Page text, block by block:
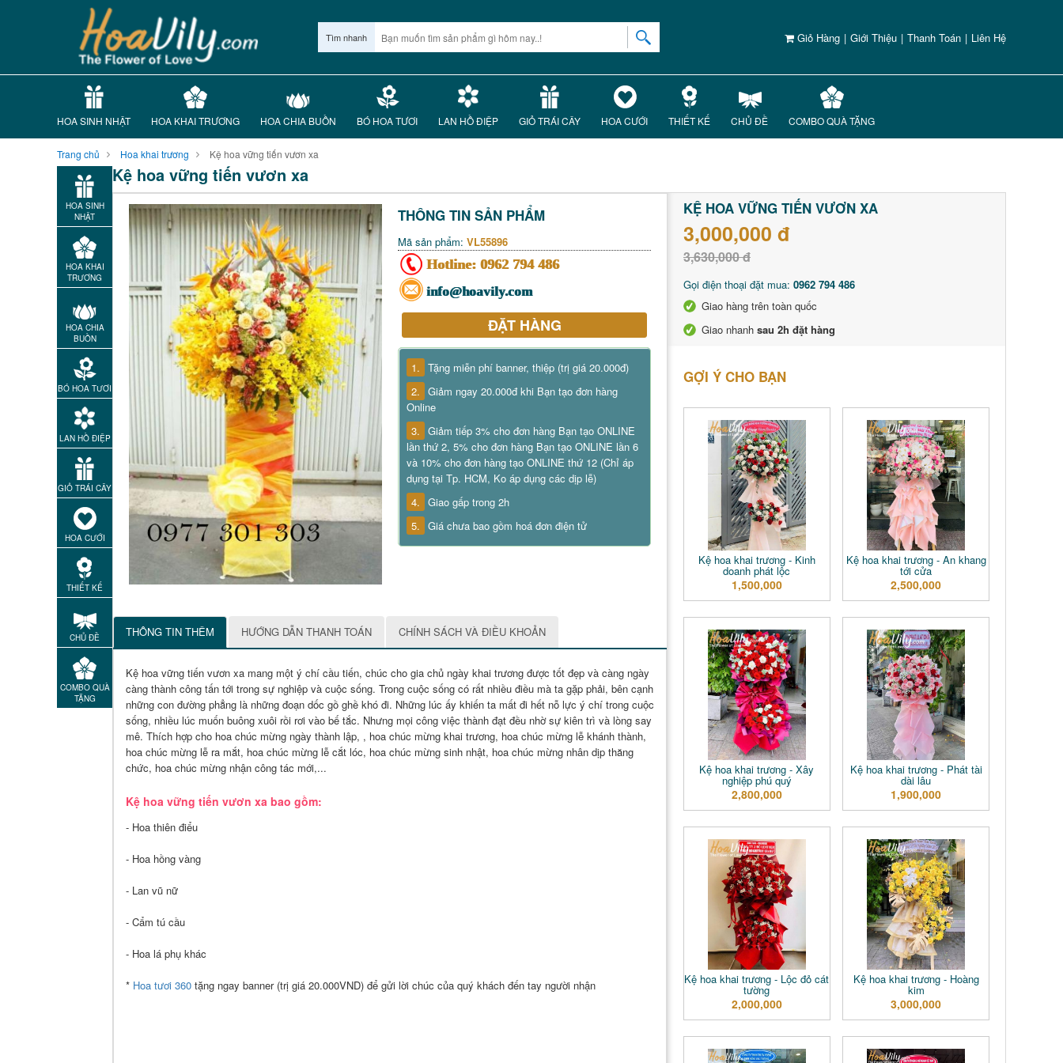
Giỏ Hàng | Giới Thiệu | Thanh Toán | Liên Hệ
Tìm nhanh
HOA SINH NHẬT HOA KHAI TRƯƠNG HOA CHIA BUỒN BÓ HOA TƯƠI LAN HỒ ĐIỆP GIỎ TRÁI CÂY HOA CƯỚI THIẾT KẾ CHỦ ĐỀ COMBO QUÀ TẶNG
Trang chủ Hoa khai trương Kệ hoa vững tiến vươn xa
HOA SINH
NHẬT
HOA KHAI
TRƯƠNG
HOA CHIA
BUỒN
BÓ HOA TƯƠI
LAN HỒ ĐIỆP
GIỎ TRÁI CÂY
HOA CƯỚI
THIẾT KẾ
CHỦ ĐỀ
COMBO QUÀ
TẶNG
Kệ hoa vững tiến vươn xa
THÔNG TIN SẢN PHẨM
Mã sản phẩm: VL55896
Hotline: 0962 794 486
info@hoavily.com
ĐẶT HÀNG
1. Tặng miễn phí banner, thiệp (trị giá 20.000đ)
2. Giảm ngay 20.000đ khi Bạn tạo đơn hàng
Online
3. Giảm tiếp 3% cho đơn hàng Bạn tạo ONLINE
lần thứ 2, 5% cho đơn hàng Bạn tạo ONLINE lần 6
và 10% cho đơn hàng tạo ONLINE thứ 12 (Chỉ áp
dụng tại Tp. HCM, Ko áp dụng các dịp lễ)
4. Giao gấp trong 2h
5. Giá chưa bao gồm hoá đơn điện tử
THÔNG TIN THÊM HƯỚNG DẪN THANH TOÁN CHÍNH SÁCH VÀ ĐIỀU KHOẢN
Kệ hoa vững tiến vươn xa mang một ý chí cầu tiến, chúc cho gia chủ ngày khai trương được tốt đẹp và càng ngày
càng thành công tấn tới trong sự nghiệp và cuộc sống. Trong cuộc sống có rất nhiều điều mà ta gặp phải, bên cạnh
những con đường phẳng là những đoạn dốc gồ ghề khó đi. Những lúc ấy khiến ta mất đi hết nỗ lực ý chí trong cuộc
sống, nhiều lúc muốn buông xuôi rồi rơi vào bế tắc. Nhưng mọi công việc thành đạt đều nhờ sự kiên trì và lòng say
mê. Thích hợp cho hoa chúc mừng ngày thành lập, , hoa chúc mừng khai trương, hoa chúc mừng lễ khánh thành,
hoa chúc mừng lễ ra mắt, hoa chúc mừng lễ cắt lóc, hoa chúc mừng sinh nhật, hoa chúc mừng nhân dịp thăng
chức, hoa chúc mừng nhận công tác mới,...
Kệ hoa vững tiến vươn xa bao gồm:
- Hoa thiên điểu
- Hoa hồng vàng
- Lan vũ nữ
- Cẩm tú cầu
- Hoa lá phụ khác
* Hoa tươi 360 tặng ngay banner (trị giá 20.000VND) để gửi lời chúc của quý khách đến tay người nhận
KỆ HOA VỮNG TIẾN VƯƠN XA
3,000,000 đ
3,630,000 đ
Gọi điện thoại đặt mua: 0962 794 486
Giao hàng trên toàn quốc
Giao nhanh sau 2h đặt hàng
GỢI Ý CHO BẠN
Kệ hoa khai trương - Kinh
doanh phát lộc
1,500,000
Kệ hoa khai trương - An khang
tới cửa
2,500,000
Kệ hoa khai trương - Xây
nghiệp phú quý
2,800,000
Kệ hoa khai trương - Phát tài
dài lâu
1,900,000
Kệ hoa khai trương - Lộc đỏ cát
tường
2,000,000
Kệ hoa khai trương - Hoàng
kim
3,000,000